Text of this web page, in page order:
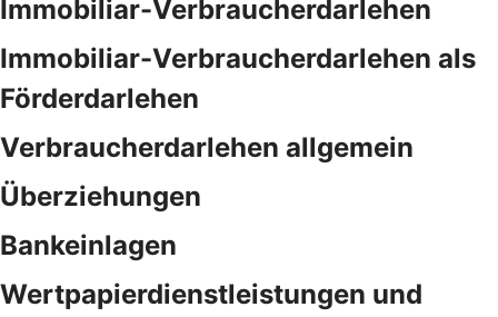
Immobiliar-Verbraucherdarlehen
Immobiliar-Verbraucherdarlehen als
Förderdarlehen
Verbraucherdarlehen allgemein
Überziehungen
Bankeinlagen
Wertpapierdienstleistungen und